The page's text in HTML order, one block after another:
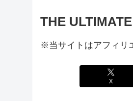
THE
※当サイトはアフィリ
X